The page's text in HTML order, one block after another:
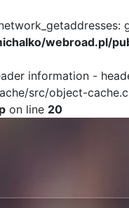
webroad.pl/
information -
src/object-
on line 20